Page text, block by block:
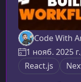
Code With
1 нояб. 2025
React.js